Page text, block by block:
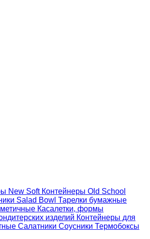
New Soft Контейнеры Old School
Salad Bowl Тарелки бумажные
Касалетки, формы
изделий Контейнеры для
Салатники Соусники Термобоксы